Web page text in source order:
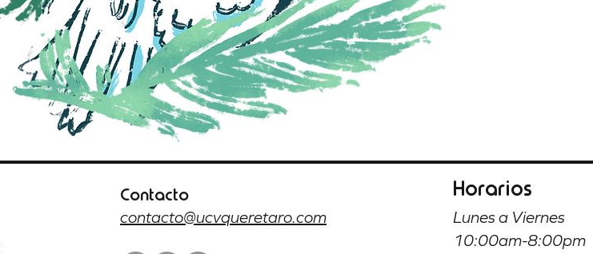
Contacto
contacto@ucvqueretaro.com
Horarios
Lunes a Viernes
10:00am-8:00pm